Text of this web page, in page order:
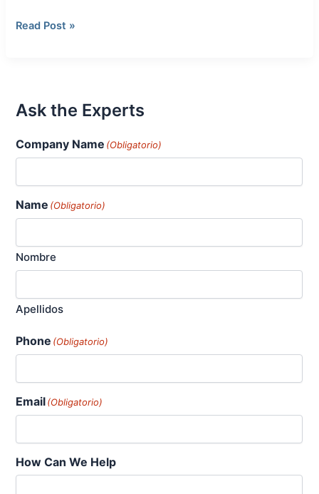
Read Post »
Ask the Experts
Company Name (Obligatorio)
Name (Obligatorio)
Nombre
Apellidos
Phone (Obligatorio)
Email(Obligatorio)
How Can We Help